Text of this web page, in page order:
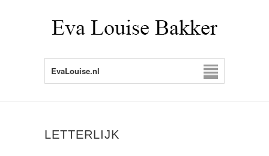
EvaLouise.nl
LETTERLIJK